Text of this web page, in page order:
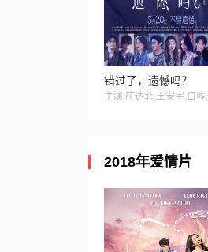
错过了，遗憾吗？
2018年爱情片